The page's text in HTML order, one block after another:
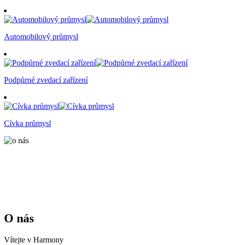
Automobilový průmysl
Podpůrné zvedací zařízení
Cívka průmysl
O nás
Vítejte v Harmony